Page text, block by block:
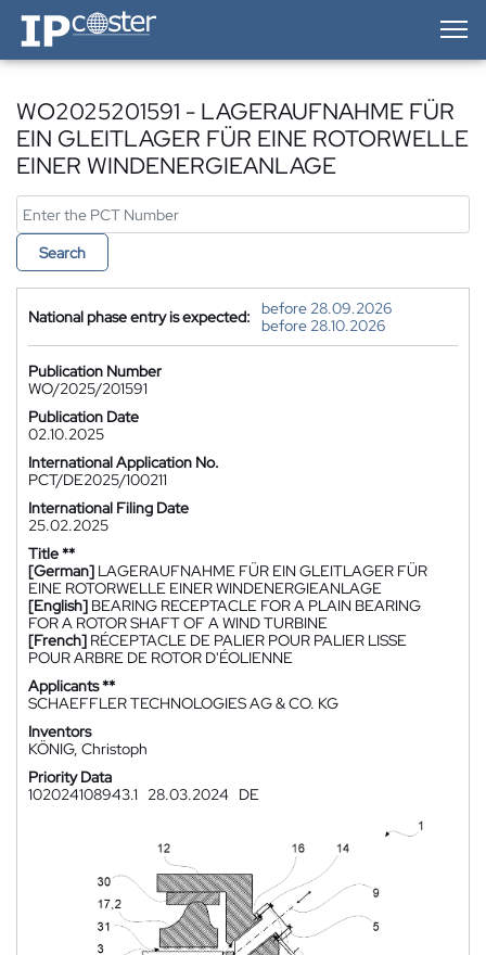
IP-Coster — Home
WO2025201591 - LAGERAUFNAHME FÜR
EIN GLEITLAGER FÜR EINE ROTORWELLE
EINER WINDENERGIEANLAGE
Search
National phase entry is expected:
before 28.09.2026
before 28.10.2026
Publication Number
WO/2025/201591
Publication Date
02.10.2025
International Application No.
PCT/DE2025/100211
International Filing Date
25.02.2025
Title **
[German] LAGERAUFNAHME FÜR EIN GLEITLAGER FÜR
EINE ROTORWELLE EINER WINDENERGIEANLAGE
[English] BEARING RECEPTACLE FOR A PLAIN BEARING
FOR A ROTOR SHAFT OF A WIND TURBINE
[French] RÉCEPTACLE DE PALIER POUR PALIER LISSE
POUR ARBRE DE ROTOR D'ÉOLIENNE
Applicants **
SCHAEFFLER TECHNOLOGIES AG & CO. KG
Inventors
KÖNIG, Christoph
Priority Data
102024108943.1
28.03.2024 DE